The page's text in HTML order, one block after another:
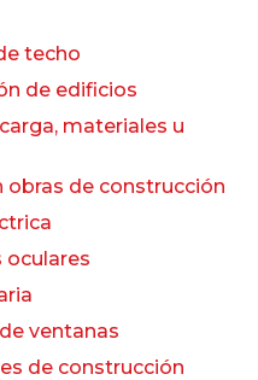
techo
de edificios
materiales u
obras de construcción
oculares
ventanas
de construcción